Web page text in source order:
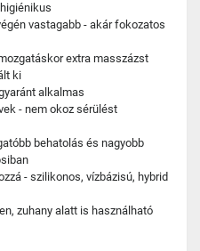
vastagabb - akár fokozatos
extra masszázst
ki
alkalmas
- nem okoz sérülést
behatolás és nagyobb
- szilikonos, vízbázisú, hybrid
zuhany alatt is használható